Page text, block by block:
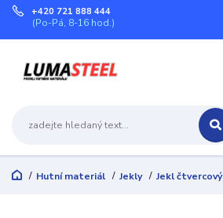
+420 721 888 444
(Po-Pá, 8-16 hod.)
Hutní materiál Jekly Jekl čtvercový